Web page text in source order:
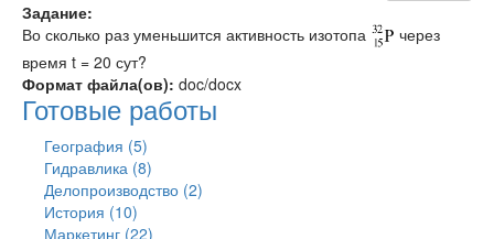
Задание:
Во сколько раз уменьшится активность изотопа
через
время t = 20 сут?
Формат файла(ов): doc/docx
Готовые работы
География (5)
Гидравлика (8)
Делопроизводство (2)
История (10)
Маркетинг (22)